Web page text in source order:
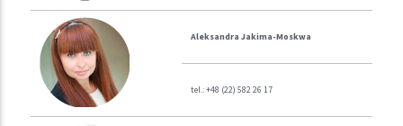
Aleksandra Jakima-Moskwa
tel.: +48 (22) 582 26 17